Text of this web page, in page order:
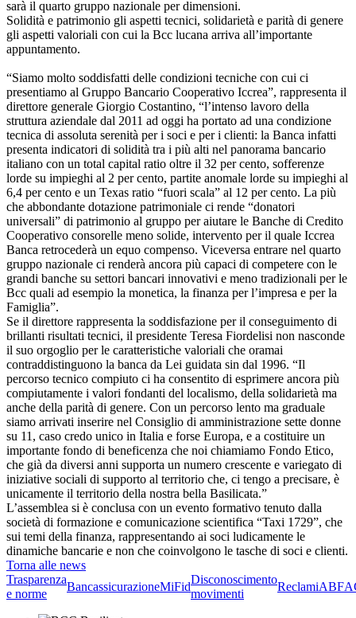
sarà il quarto gruppo nazionale per dimensioni.
Solidità e patrimonio gli aspetti tecnici, solidarietà e parità di genere
gli aspetti valoriali con cui la Bcc lucana arriva all’importante
appuntamento.
“Siamo molto soddisfatti delle condizioni tecniche con cui ci
presentiamo al Gruppo Bancario Cooperativo Iccrea”, rappresenta il
direttore generale Giorgio Costantino, “l’intenso lavoro della
struttura aziendale dal 2011 ad oggi ha portato ad una condizione
tecnica di assoluta serenità per i soci e per i clienti: la Banca infatti
presenta indicatori di solidità tra i più alti nel panorama bancario
italiano con un total capital ratio oltre il 32 per cento, sofferenze
lorde su impieghi al 2 per cento, partite anomale lorde su impieghi al
6,4 per cento e un Texas ratio “fuori scala” al 12 per cento. La più
che abbondante dotazione patrimoniale ci rende “donatori
universali” di patrimonio al gruppo per aiutare le Banche di Credito
Cooperativo consorelle meno solide, intervento per il quale Iccrea
Banca retrocederà un equo compenso. Viceversa entrare nel quarto
gruppo nazionale ci renderà ancora più capaci di competere con le
grandi banche su settori bancari innovativi e meno tradizionali per le
Bcc quali ad esempio la monetica, la finanza per l’impresa e per la
Famiglia”.
Se il direttore rappresenta la soddisfazione per il conseguimento di
brillanti risultati tecnici, il presidente Teresa Fiordelisi non nasconde
il suo orgoglio per le caratteristiche valoriali che oramai
contraddistinguono la banca da Lei guidata sin dal 1996. “Il
percorso tecnico compiuto ci ha consentito di esprimere ancora più
compiutamente i valori fondanti del localismo, della solidarietà ma
anche della parità di genere. Con un percorso lento ma graduale
siamo arrivati inserire nel Consiglio di amministrazione sette donne
su 11, caso credo unico in Italia e forse Europa, e a costituire un
importante fondo di beneficenza che noi chiamiamo Fondo Etico,
che già da diversi anni supporta un numero crescente e variegato di
iniziative sociali di supporto al territorio che, ci tengo a precisare, è
unicamente il territorio della nostra bella Basilicata.”
L’assemblea si è conclusa con un evento formativo tenuto dalla
società di formazione e comunicazione scientifica “Taxi 1729”, che
sui temi della finanza, rappresentando ai soci ludicamente le
dinamiche bancarie e non che coinvolgono le tasche di soci e clienti.
Torna alle news
Trasparenza
e norme
BancassicurazioneMiFid
Disconoscimento
movimenti
ReclamiABF